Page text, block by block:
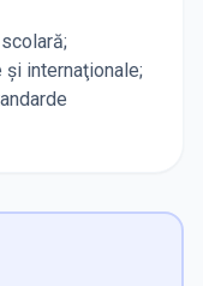
şi internaţionale;